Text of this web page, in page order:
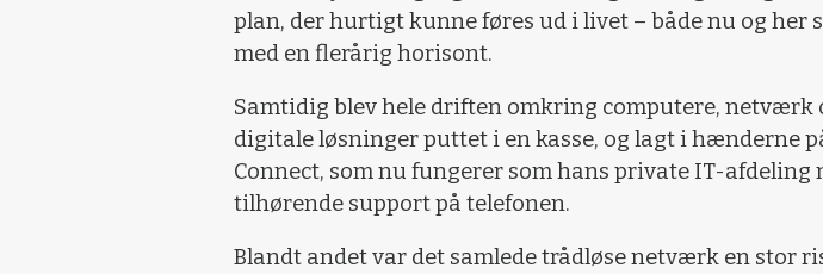
plan, der hurtigt kunne føres ud i livet – både nu og her
med en flerårig horisont.
Samtidig blev hele driften omkring computere, netværk
digitale løsninger puttet i en kasse, og lagt i hænderne
Connect, som nu fungerer som hans private IT-afdeling
tilhørende support på telefonen.
Blandt andet var det samlede trådløse netværk en stor